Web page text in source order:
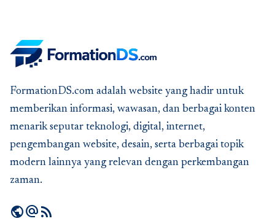
FormationDS.com adalah website yang hadir untuk
memberikan informasi, wawasan, dan berbagai konten
menarik seputar teknologi, digital, internet,
pengembangan website, desain, serta berbagai topik
modern lainnya yang relevan dengan perkembangan
zaman.
publicalternate_emailrss_feed